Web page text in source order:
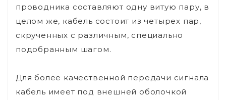
проводника составляют одну витую пару, в
целом же, кабель состоит из четырех пар,
скрученных с различным, специально
подобранным шагом.
Для более качественной передачи сигнала
кабель имеет под внешней оболочкой